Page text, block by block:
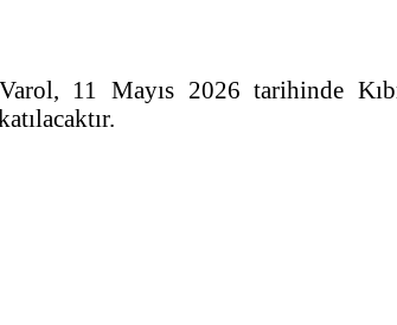
11 Mayıs 2026 tarihinde